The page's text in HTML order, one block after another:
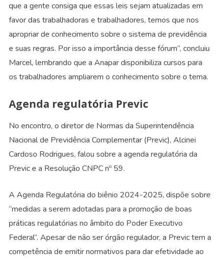
que a gente consiga que essas leis sejam atualizadas em
favor das trabalhadoras e trabalhadores, temos que nos
apropriar de conhecimento sobre o sistema de previdência
e suas regras. Por isso a importância desse fórum”, concluiu
Marcel, lembrando que a Anapar disponibiliza cursos para
os trabalhadores ampliarem o conhecimento sobre o tema.
Agenda regulatória Previc
No encontro, o diretor de Normas da Superintendência
Nacional de Previdência Complementar (Previc), Alcinei
Cardoso Rodrigues, falou sobre a agenda regulatória da
Previc e a Resolução CNPC nº 59.
A Agenda Regulatória do biênio 2024-2025, dispõe sobre
“medidas a serem adotadas para a promoção de boas
práticas regulatórias no âmbito do Poder Executivo
Federal”. Apesar de não ser órgão regulador, a Previc tem a
competência de emitir normativos para dar efetividade ao